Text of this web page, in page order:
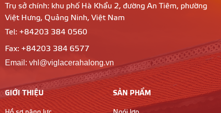
Trụ sở chính: khu phố Hà Khẩu 2, đường An Tiêm, phường
Việt Hưng, Quảng Ninh, Việt Nam
Tel: +84203 384 0560
Email: vhl@viglacerahalong.vn
GIỚI THIỆU SẢN PHẨM